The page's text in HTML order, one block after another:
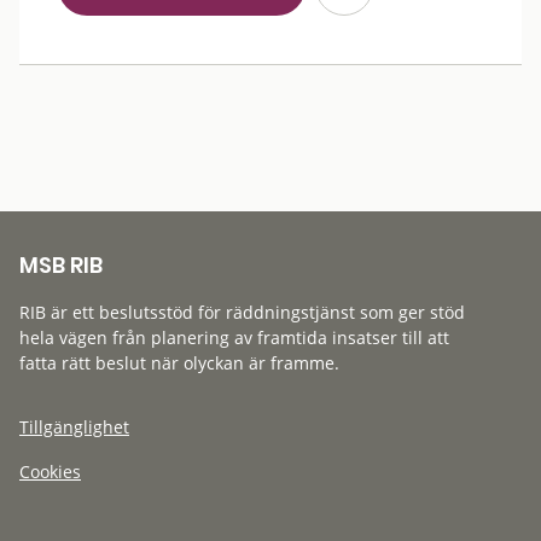
MSB RIB
RIB är ett beslutsstöd för räddningstjänst som ger stöd
hela vägen från planering av framtida insatser till att
fatta rätt beslut när olyckan är framme.
Tillgänglighet
Cookies